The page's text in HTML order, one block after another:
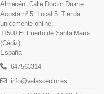
Almacén: Calle Doctor Duarte
Acosta nº 5. Local 5. Tienda
únicamente online.
11500 El Puerto de Santa María
(Cádiz)
España
647563314
info@velasdeolor.es